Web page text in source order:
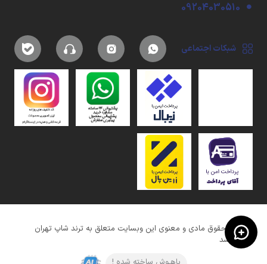
09204030510
شبکات اجتماعی
کلیه حقوق مادی و معنوی این وبسایت متعلق به ترند شاپ تهران
میباشد